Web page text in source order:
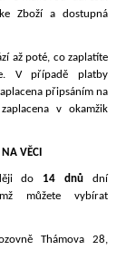
Zboží a dostupná
až poté, co zaplatíte
V případě platby
připsáním na
v okamžik
VĚCI
do 14 dnů dní
můžete vybírat
Thámova 28,